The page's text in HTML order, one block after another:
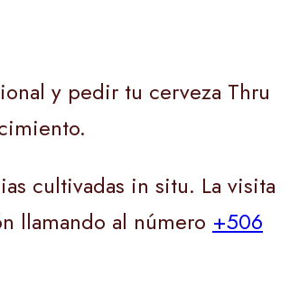
y pedir tu cerveza Thru
cultivadas in situ. La visita
llamando al número +506